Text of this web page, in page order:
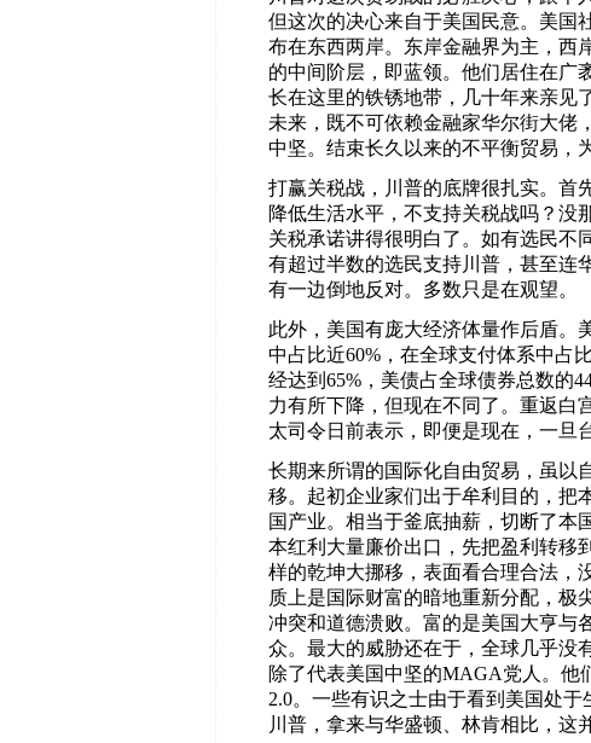
但这次的决心来自于美国民意。美国
布在东西两岸。东岸金融界为主，西
的中间阶层，即蓝领。他们居住在广
长在这里的铁锈地带，几十年来亲见
未来，既不可依赖金融家华尔街大佬
中坚。结束长久以来的不平衡贸易，
打赢关税战，川普的底牌很扎实。首
降低生活水平，不支持关税战吗？没
关税承诺讲得很明白了。如有选民不
有超过半数的选民支持川普，甚至连
有一边倒地反对。多数只是在观望。
此外，美国有庞大经济体量作后盾。
中占比近60%，在全球支付体系中占
经达到65%，美债占全球债券总数的
力有所下降，但现在不同了。重返白
太司令日前表示，即便是现在，一旦
长期来所谓的国际化自由贸易，虽以
移。起初企业家们出于牟利目的，把
国产业。相当于釜底抽薪，切断了本
本红利大量廉价出口，先把盈利转移
样的乾坤大挪移，表面看合理合法，
质上是国际财富的暗地重新分配，极
冲突和道德溃败。富的是美国大亨与
众。最大的威胁还在于，全球几乎没
除了代表美国中坚的MAGA党人。他
2.0。一些有识之士由于看到美国处
川普，拿来与华盛顿、林肯相比，这